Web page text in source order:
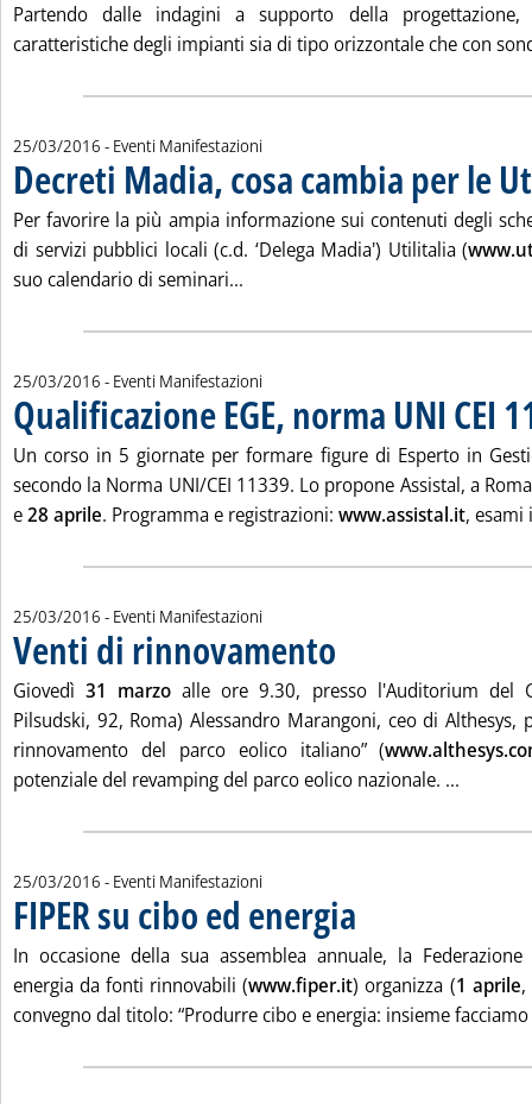
Partendo dalle indagini a supporto della
caratteristiche degli impianti sia di tipo orizzontale che con
25/03/2016 - Eventi Manifestazioni
Decreti Madia, cosa cambia per le
Per favorire la più ampia informazione sui contenuti degli
di servizi pubblici locali (c.d. ‘Delega Madia') Utilitalia (
suo calendario di seminari...
25/03/2016 - Eventi Manifestazioni
Qualificazione EGE, norma UNI CEI
Un corso in 5 giornate per formare figure di Esperto in
secondo la Norma UNI/CEI 11339. Lo propone Assistal, a
e28 aprile. Programma e registrazioni: www.assistal.it,
25/03/2016 - Eventi Manifestazioni
Venti di rinnovamento
Giovedì31 marzo alle ore 9.30, presso l'Auditorium del
Pilsudski, 92, Roma) Alessandro Marangoni, ceo di Althesys,
rinnovamento del parco eolico italiano” (
potenziale del revamping del parco eolico nazionale. ...
25/03/2016 - Eventi Manifestazioni
FIPER su cibo ed energia
In occasione della sua assemblea annuale, la
energia da fonti rinnovabili (www.fiper.it) organizza (1 aprile,
convegno dal titolo: “Produrre cibo e energia: insieme facciamo